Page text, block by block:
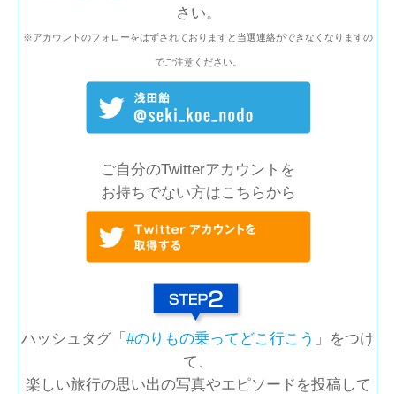
さい。
※アカウントのフォローをはずされておりますと当選連絡ができなくなりますの
でご注意ください。
ご自分のTwitterアカウントを
お持ちでない方はこちらから
ハッシュタグ「 #のりもの乗ってどこ行こう 」をつけ
て、
楽しい旅行の思い出の写真やエピソードを投稿して